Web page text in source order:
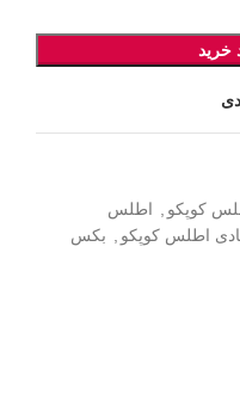
خرید
کوپکو
اطلس
اطلس کوپکو
بکس